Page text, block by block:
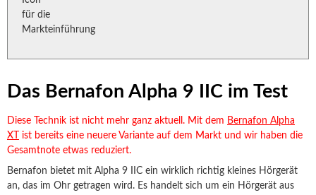
Das Bernafon Alpha 9 IIC im Test
Diese Technik ist nicht mehr ganz aktuell. Mit dem Bernafon Alpha
XT
ist bereits eine neuere Variante auf dem Markt und wir haben die
Gesamtnote etwas reduziert.
Bernafon bietet mit Alpha 9 IIC ein wirklich richtig kleines Hörgerät
an, das im Ohr getragen wird. Es handelt sich um ein Hörgerät aus